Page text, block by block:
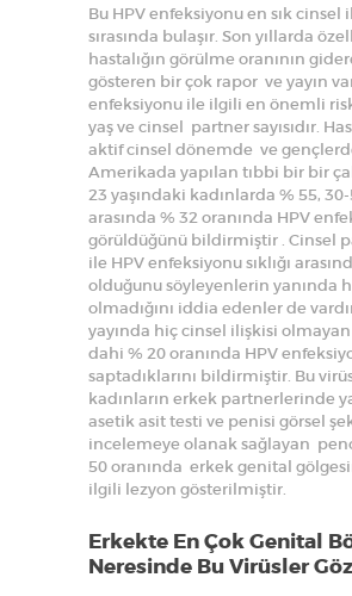
Bu HPV enfeksiyonu en sık cinsel
sırasında bulaşır. Son yıllarda
hastalığın görülme oranının
gösteren bir çok rapor ve yayın
enfeksiyonu ile ilgili en önemli
yaş ve cinsel partner sayısıdır.
aktif cinsel dönemde ve
Amerikada yapılan tıbbi bir bir
23 yaşındaki kadınlarda % 55,
arasında % 32 oranında HPV
görüldüğünü bildirmiştir . Cinsel
ile HPV enfeksiyonu sıklığı
olduğunu söyleyenlerin yanında
olmadığını iddia edenler de
yayında hiç cinsel ilişkisi
dahi % 20 oranında HPV
saptadıklarını bildirmiştir. Bu
kadınların erkek partnerlerinde
asetik asit testi ve penisi görsel
incelemeye olanak sağlayan
50 oranında erkek genital
ilgili lezyon gösterilmiştir.
Erkekte En Çok Genital
Neresinde Bu Virüsler